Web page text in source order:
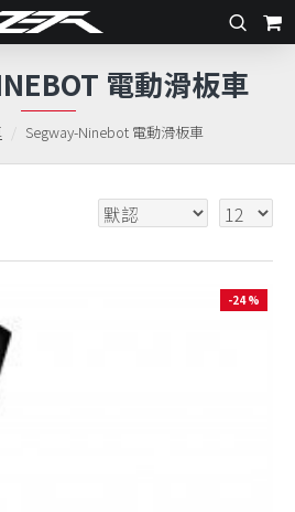
Segway-Ninebot 電動滑板車
電動滑板車
-24 %